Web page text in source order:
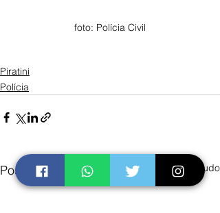
foto: Polícia Civil
Piratini
Polícia
Posts recentes Ver tudo